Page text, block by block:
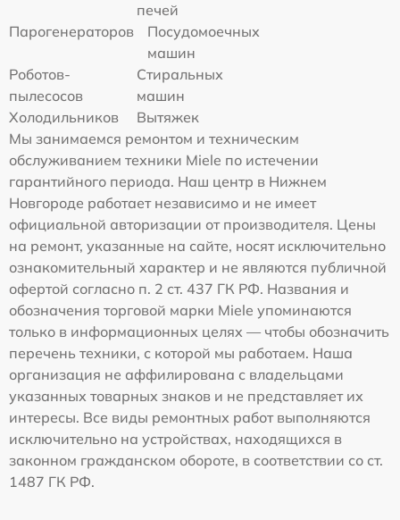
печей
Парогенераторов
Посудомоечных
машин
Роботов-
пылесосов
Стиральных
машин
Холодильников
Вытяжек
Мы занимаемся ремонтом и техническим
обслуживанием техники Miele по истечении
гарантийного периода. Наш центр в Нижнем
Новгороде работает независимо и не имеет
официальной авторизации от производителя. Цены
на ремонт, указанные на сайте, носят исключительно
ознакомительный характер и не являются публичной
офертой согласно п. 2 ст. 437 ГК РФ. Названия и
обозначения торговой марки Miele упоминаются
только в информационных целях — чтобы обозначить
перечень техники, с которой мы работаем. Наша
организация не аффилирована с владельцами
указанных товарных знаков и не представляет их
интересы. Все виды ремонтных работ выполняются
исключительно на устройствах, находящихся в
законном гражданском обороте, в соответствии со ст.
1487 ГК РФ.